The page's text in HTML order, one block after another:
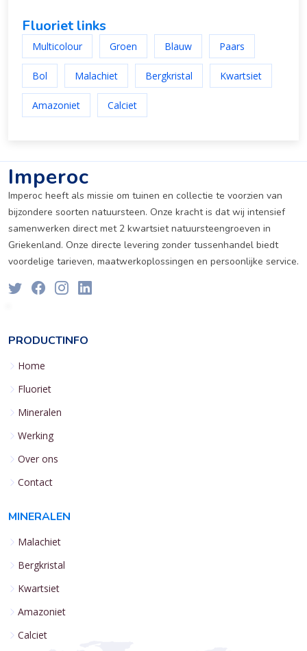
Fluoriet links
Multicolour Groen Blauw Paars
Bol Malachiet Bergkristal Kwartsiet
Amazoniet Calciet
Imperoc
Imperoc heeft als missie om tuinen en collectie te voorzien van
bijzondere soorten natuursteen. Onze kracht is dat wij intensief
samenwerken direct met 2 kwartsiet natuursteengroeven in
Griekenland. Onze directe levering zonder tussenhandel biedt
voordelige tarieven, maatwerkoplossingen en persoonlijke service.
PRODUCTINFO
Home
Fluoriet
Mineralen
Werking
Over ons
Contact
MINERALEN
Malachiet
Bergkristal
Kwartsiet
Amazoniet
Calciet